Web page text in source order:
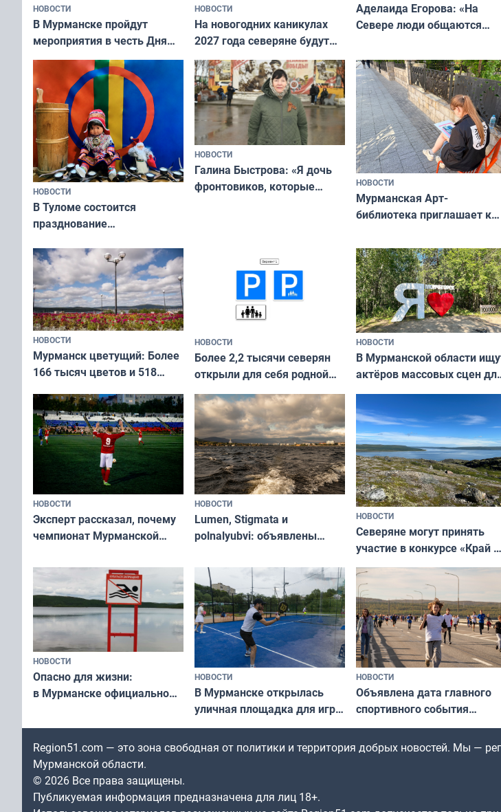
НОВОСТИ
В Мурманске пройдут
мероприятия в честь Дня
физкультурника
НОВОСТИ
На новогодних каникулах
2027 года северяне будут
отдыхать 11 дней
Аделаида Егорова: «На
Севере люди общаются
а потому что
ты им интересен»
НОВОСТИ
В Туломе состоится
празднование
коренных народов мира
НОВОСТИ
Галина Быстрова: «Я дочь
фронтовиков, которые
НОВОСТИ
Мурманская Арт-
библиотека приглашает к
и фотографов
НОВОСТИ
Мурманск цветущий: Более
166 тысяч цветов и 518
НОВОСТИ
Более 2,2 тысячи северян
открыли для себя родной
край в рамках проекта
«Туризм для своих»
НОВОСТИ
В Мурманской области
актёров массовых сцен
съёмок в
короткометражном фильме
НОВОСТИ
Эксперт рассказал, почему
чемпионат Мурманской
незамеченным
НОВОСТИ
Lumen, Stigmata и
polnalyubvi: объявлены
«Имандра» в 2026 года
НОВОСТИ
Северяне могут принять
участие в конкурсе «Край у
северной границы:
по Печенгскому округу»
НОВОСТИ
Опасно для жизни:
в Мурманске официально
в городских водоёмах
НОВОСТИ
В Мурманске открылась
уличная площадка для игры
в падел
НОВОСТИ
Объявлена дата главного
спортивного события
Заполярья: как
фестиваль «Гольфстрим»
Region51.com — это зона свободная от политики и территория добрых новостей. Мы —
Мурманской области.
© 2026 Все права защищены.
Публикуемая информация предназначена для лиц 18+.